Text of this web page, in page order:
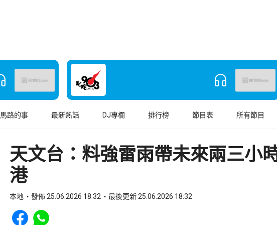
馬路的事 最新熱話 DJ專欄 排行榜 節目表 所有節目
天文台：料強雷雨帶未來兩三小
港
本地 發佈 25.06.2026 18:32 最後更新 25.06.2026 18:32
Share to Facebook
Share to WhatsApp